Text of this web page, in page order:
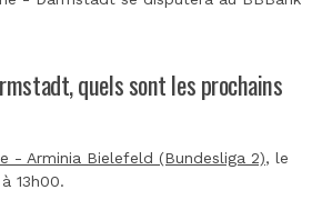
quels sont les prochains
- Arminia Bielefeld (Bundesliga 2), le
13h00.